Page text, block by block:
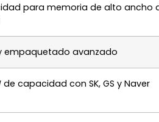
para memoria de alto ancho
empaquetado avanzado
de capacidad con SK, GS y Naver